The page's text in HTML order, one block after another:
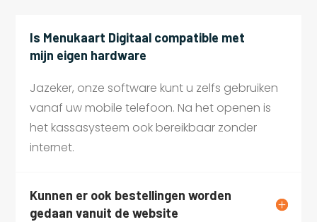
Is Menukaart Digitaal compatible met
mijn eigen hardware
Jazeker, onze software kunt u zelfs gebruiken
vanaf uw mobile telefoon. Na het openen is
het kassasysteem ook bereikbaar zonder
internet.
Kunnen er ook bestellingen worden
gedaan vanuit de website